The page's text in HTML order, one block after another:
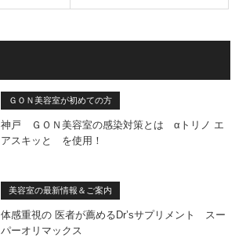
ＧＯＮ美容室が初めての方
神戸 ＧＯＮ美容室の感染対策とは αトリノ エ
アスキッと を使用！
美容室の最新情報＆ご案内
体感重視の 医者が薦めるDr’sサプリメント スー
パーオリマックス